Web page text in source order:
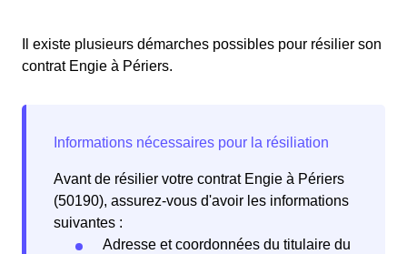
Il existe plusieurs démarches possibles pour résilier son
contrat Engie à Périers.
Avant de résilier votre contrat Engie à Périers
(50190), assurez-vous d'avoir les informations
suivantes :
Adresse et coordonnées du titulaire du